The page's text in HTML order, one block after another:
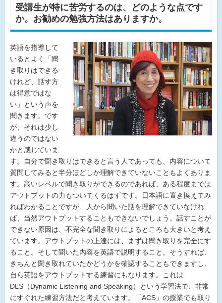
受講生が特に苦労するのは、どのような点です
か。お勧めの勉強方法はありますか。
英語を指導して
いるとよく「聞
き取りはできる
けれど、話す方
は得意ではな
い」という声を
聞きます。です
が、それは少し
違うのではない
かと感じていま
す。自分で聞き取りはできると言う人であっても、内容について
質問してみると半分ほどしか理解できていないこともよくありま
す。高いレベルで聞き取りができるのであれば、ある程度までは
アウトプットの力もついてくるはずです。日本語に置き換えてみ
ればわかることですが、人から聞いた話を理解できていなけれ
ば、当然アウトプットすることもできないでしょう。話すことが
できない原因は、不完全な聞き取りによるところも大きいと考え
ています。アウトプットの上達には、まずは聞き取りを完全にす
ること。そして聞いた内容を英語で説明すること。そうすれば、
きちんと聞き取れていたかどうかを確認することもできますし、
自ら英語をアウトプットする練習にもなります。これは
DLS（Dynamic Listening and Speaking）という学習法で、非常
にすぐれた練習方法だと考えています。「ACS」の授業でも取り